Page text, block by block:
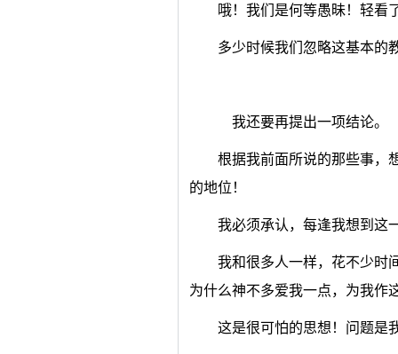
哦！我们是何等愚昧！轻看
多少时候我们忽略这基本的
我还要再提出一项结论。
根据我前面所说的那些事，
的地位！
我必须承认，每逢我想到这
我和很多人一样，花不少时
为什么神不多爱我一点，为我作
这是很可怕的思想！问题是